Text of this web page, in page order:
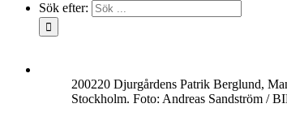
Sök efter:
200220 Djurgårdens Patrik Berglund,
Stockholm. Foto: Andreas Sandström /